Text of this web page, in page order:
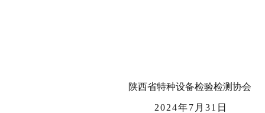
陕西省特种设备检验检测协会
2024年7月31日